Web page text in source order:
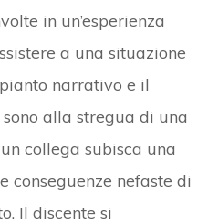
in un’esperienza
a una situazione
narrativo e il
alla stregua di una
collega subisca una
conseguenze nefaste di
Il discente si